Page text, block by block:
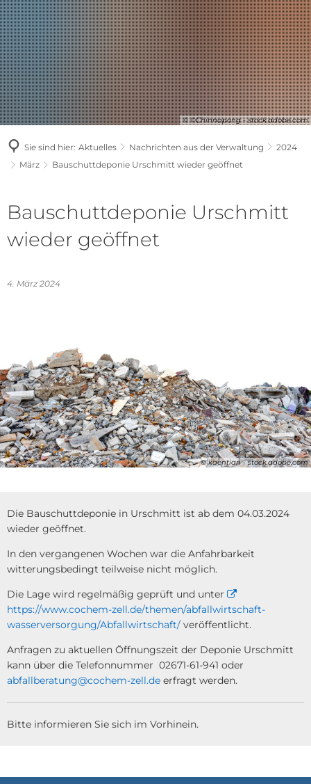
© ©Chinnapong - stock.adobe.com
Sie sind hier: Aktuelles Nachrichten aus der Verwaltung
2024
März
Bauschuttdeponie Urschmitt wieder geöffnet
Bauschuttdeponie Urschmitt
wieder geöffnet
4. März 2024
© kaentian - stock.adobe.com
Die Bauschuttdeponie in Urschmitt ist ab dem 04.03.2024
wieder geöffnet.
In den vergangenen Wochen war die Anfahrbarkeit
witterungsbedingt teilweise nicht möglich.
Die Lage wird regelmäßig geprüft und unter
https://www.cochem-zell.de/themen/abfallwirtschaft-
wasserversorgung/Abfallwirtschaft/ veröffentlicht.
Anfragen zu aktuellen Öffnungszeit der Deponie Urschmitt
kann über die Telefonnummer 02671-61-941 oder
abfallberatung@cochem-zell.de erfragt werden.
Bitte informieren Sie sich im Vorhinein.